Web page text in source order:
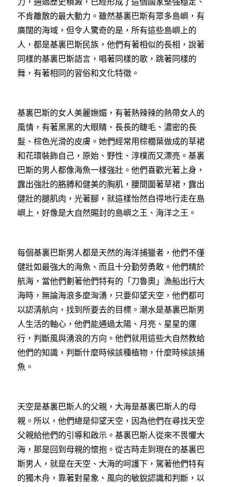
不肯離散的最大動力。雖然基裏巴斯有眾多島嶼，有
廣闊的海域，但令人驚奇的是，所有這些島嶼上的
人，都是基裏巴斯民族，他們有著相似的長相，說著
同樣的基裏巴斯語言，唱著同樣的歌，跳著同樣的
舞，有著相同的習俗和文化特徵。
基裏巴斯的女人美麗嫵媚，有著熱辣辣的熱帶女人的
風情，有著黑黑的大眼睛、長長的睫毛、濃密的長
髮、棕色光滑的皮膚。她們經常用棕櫚葉做成的草裙
和花環裝飾自己，原始、野性、淳樸而又漂亮。基裏
巴斯的男人都像海魚一樣強壯。他們喜歡光著上身，
露出強壯的胳膊和健美的胸肌，腰間圍著草裙，露出
健壯的腿肌肉，光著腳，就這樣怡然自得地行走在島
嶼上，好像是大自然賜封的島嶼之王、海洋之王。
每個基裏巴斯男人都是天然的海洋捕獵者，他們不僅
健壯如最強大的海魚、而且十分勤勞勇敢。他們精於
航海，當他們劃著他們特有的「刀魯奧」漁船出行大
海時，無論海浪多麼洶湧，只要仰望天空，他們都可
以認清航向，找到所要去的目標。潮水是基裏巴斯男
人生活的軸心，他們能通過太陽、月亮、星星的運
行，判斷風與湧浪的方向。他們就用這些大自然教給
他們的知識，判斷什麼時候該種植物，什麼時候該捕
魚。
天空是基裏巴斯人的父親，大海是基裏巴斯人的母
親。所以，他們總是仰望天空，因為他們在尋找天空
父親給他們的引導和啟示。基裏巴斯人從來不畏懼大
海，那是回到母親的懷抱。從古時走到現在的基裏巴
斯男人，就是在天空、大海的呵護下，駕著他們特有
的獨木舟，靠著對星象、風向的敏銳認識和判斷，以